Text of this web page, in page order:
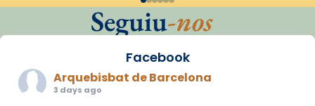
Seguiu-nos
Facebook
Arquebisbat de Barcelona
3 days ago